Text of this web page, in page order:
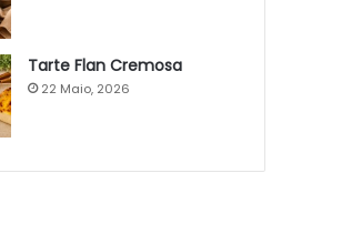
Tarte Flan Cremosa
22 Maio, 2026